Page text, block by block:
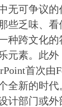
无可争议
些乏味、
种跨文化
元素。此外
首次
全新的时
计部门或